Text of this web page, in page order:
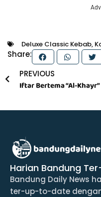
Deluxe Classic Kebab,
Share:
PrevPREVIOUS
Harian Bandung
Bandung Daily News
ter-up-to-date